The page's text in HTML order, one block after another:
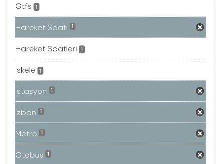
Gtfs 1
Hareket Saati 1
Hareket Saatleri 1
Iskele 1
Istasyon 1
Izban 1
Metro 1
Otobüs 1